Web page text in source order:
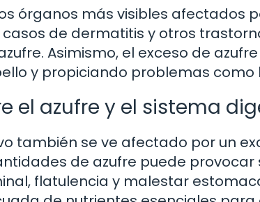
órganos más visibles afectados
de dermatitis y otros
Asimismo, el exceso de
y propiciando problemas como
el azufre y el sistema
también se ve afectado por un
de azufre puede
flatulencia y malestar